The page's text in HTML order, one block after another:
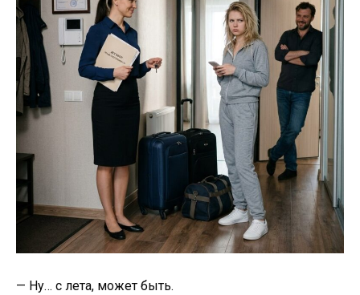
— Ну… с лета, может быть.